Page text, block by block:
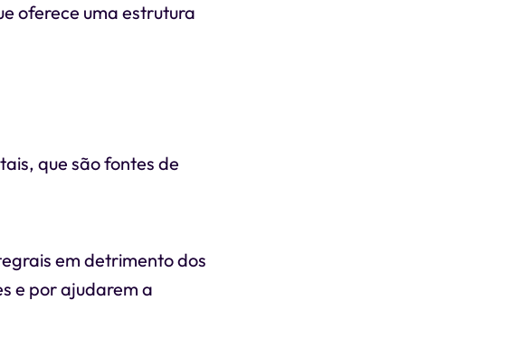
oferece uma estrutura
que são fontes de
em detrimento dos
e por ajudarem a